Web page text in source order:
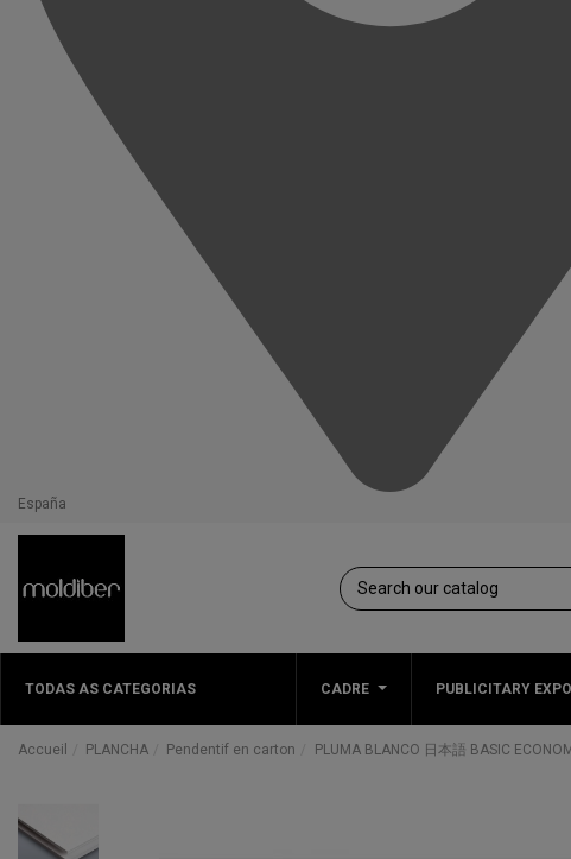
España
TODAS AS CATEGORIAS CADRE PUBLICITARY
Accueil PLANCHA Pendentif en carton PLUMA BLANCO 日本語 BASIC